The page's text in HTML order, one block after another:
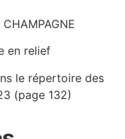
en relief
le répertoire des
(page 132)